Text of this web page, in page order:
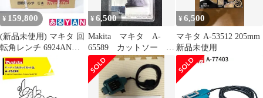
¥ 159,800
(新品未使用) マキタ 回
転角レンチ 6924ANW
0088381607216
¥6,500
Makita マキタ A-
65589 カットソー
TMA061HM
¥6,500
マキタ A-53512 205mm
新品未使用